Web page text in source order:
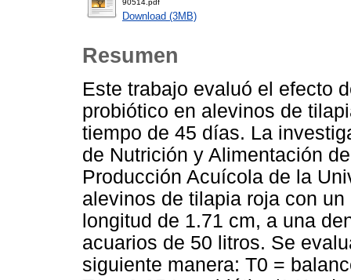
90514.pdf
Download (3MB)
Resumen
Este trabajo evaluó el efecto
probiótico en alevinos de
tiempo de 45 días. La
de Nutrición y Alimentación
Producción Acuícola de la
alevinos de tilapia roja con
longitud de 1.71 cm, a una
acuarios de 50 litros. Se
siguiente manera: T0 =